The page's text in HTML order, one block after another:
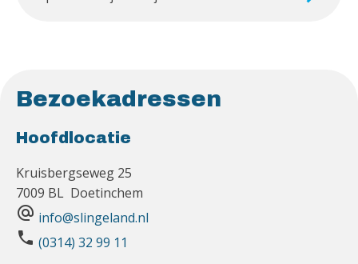
Bezoekadressen
Hoofdlocatie
Kruisbergseweg 25
7009 BL Doetinchem
alternate_email info@slingeland.nl
phone (0314) 32 99 11